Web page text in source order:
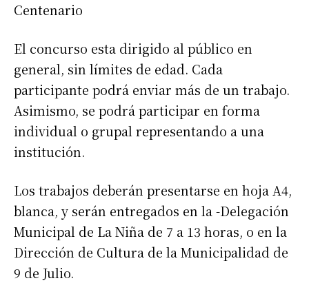
Centenario
El concurso esta dirigido al público en
general, sin límites de edad. Cada
participante podrá enviar más de un trabajo.
Asimismo, se podrá participar en forma
individual o grupal representando a una
institución.
Los trabajos deberán presentarse en hoja A4,
blanca, y serán entregados en la -Delegación
Municipal de La Niña de 7 a 13 horas, o en la
Dirección de Cultura de la Municipalidad de
9 de Julio.